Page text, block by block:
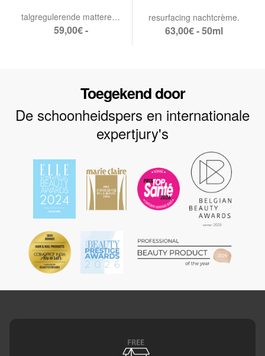
talgregulerende matterende dagcrème.
59,00€ -
resurfacing nachtcrème.
63,00€ - 50ml
Toegekend door
De schoonheidspers en internationale
expertjury's